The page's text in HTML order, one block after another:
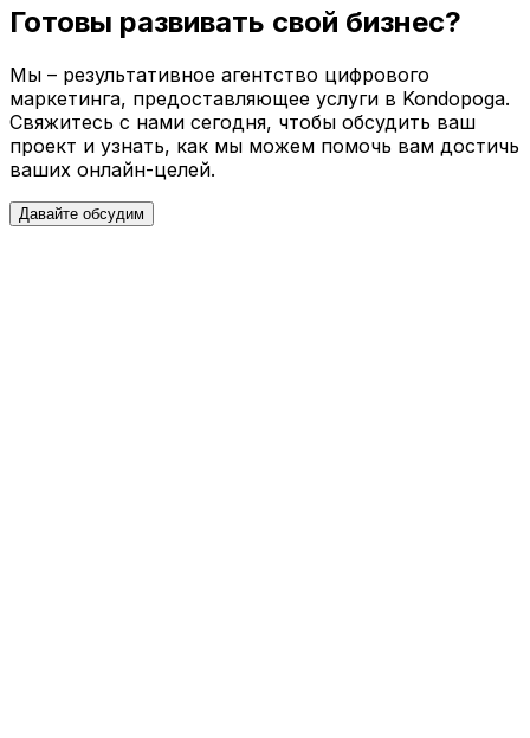
Готовы развивать свой бизнес?
Мы – результативное агентство цифрового
маркетинга, предоставляющее услуги в Kondopoga.
Свяжитесь с нами сегодня, чтобы обсудить ваш
проект и узнать, как мы можем помочь вам достичь
ваших онлайн-целей.
Давайте обсудим